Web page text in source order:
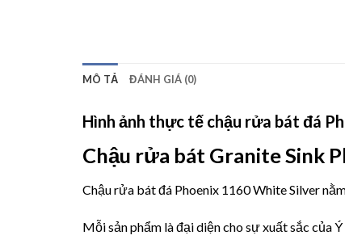
MÔ TẢ ĐÁNH GIÁ (0)
Hình ảnh thực tế chậu rửa bát đá
Chậu rửa bát Granite Sink
Chậu rửa bát đá Phoenix 1160 White Silver
Mỗi sản phẩm là đại diện cho sự xuất sắc của